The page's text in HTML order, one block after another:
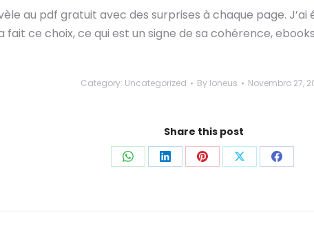
au pdf gratuit avec des surprises à chaque page.
fait ce choix, ce qui est un signe de sa cohérence,
Category: Uncategorized By loneus Novembro 27,
Share this post
Share Share Share Share Share